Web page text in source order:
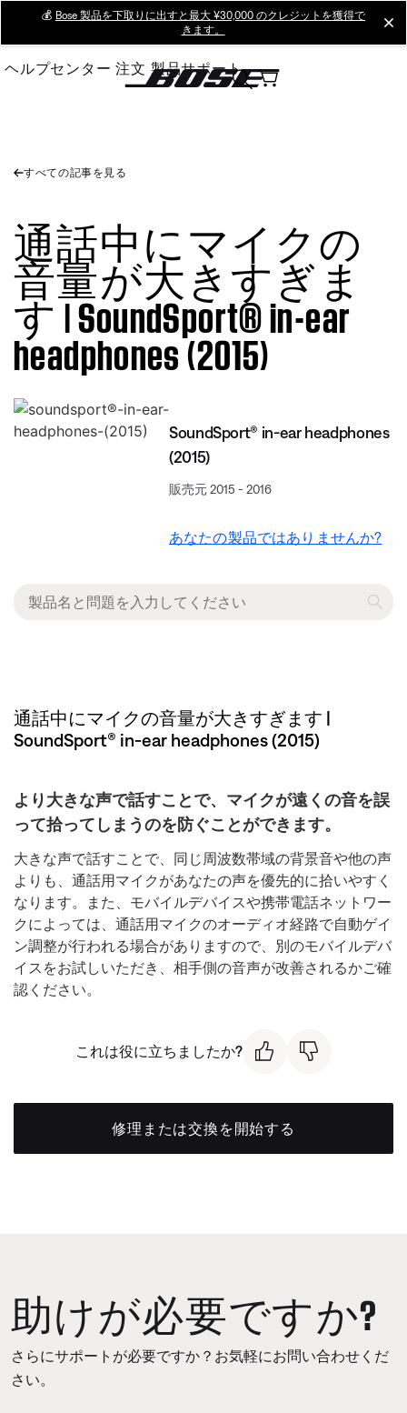
Main
💰 Bose 製品を下取りに出すと最大 ¥30,000 のクレジットを獲得で
きます。
ヘルプセンター 注文 製品サポート
すべての記事を見る
通話中にマイクの
音量が大きすぎま
す | SoundSport® in-ear
headphones (2015)
SoundSport® in-ear headphones
(2015)
販売元 2015 - 2016
あなたの製品ではありませんか?
通話中にマイクの音量が大きすぎます |
SoundSport® in-ear headphones (2015)
より大きな声で話すことで、マイクが遠くの音を誤
って拾ってしまうのを防ぐことができます。
大きな声で話すことで、同じ周波数帯域の背景音や他の声
よりも、通話用マイクがあなたの声を優先的に拾いやすく
なります。また、モバイルデバイスや携帯電話ネットワー
クによっては、通話用マイクのオーディオ経路で自動ゲイ
ン調整が行われる場合がありますので、別のモバイルデバ
イスをお試しいただき、相手側の音声が改善されるかご確
認ください。
これは役に立ちましたか?
修理または交換を開始する
助けが必要ですか?
さらにサポートが必要ですか？お気軽にお問い合わせくだ
さい。